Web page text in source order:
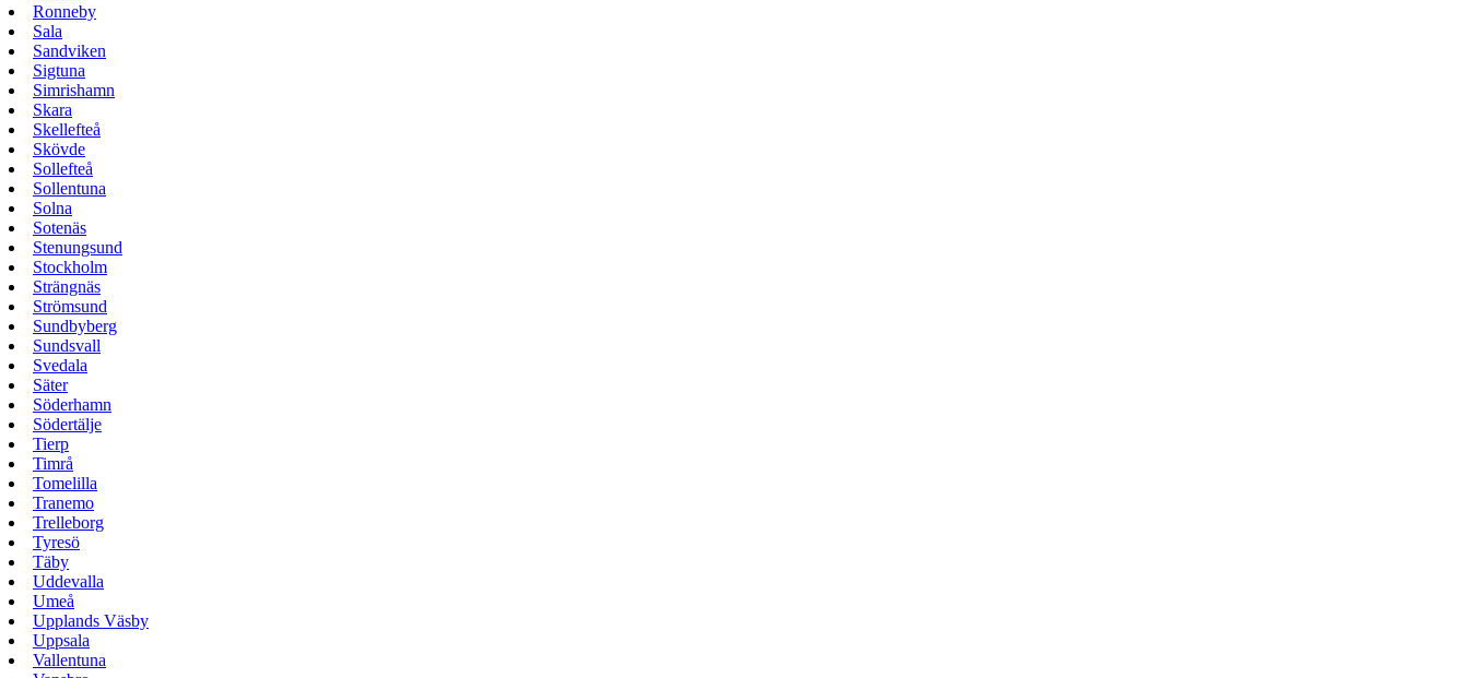
Ronneby
Sala
Sandviken
Sigtuna
Simrishamn
Skara
Skellefteå
Skövde
Sollefteå
Sollentuna
Solna
Sotenäs
Stenungsund
Stockholm
Strängnäs
Strömsund
Sundbyberg
Sundsvall
Svedala
Säter
Söderhamn
Södertälje
Tierp
Timrå
Tomelilla
Tranemo
Trelleborg
Tyresö
Täby
Uddevalla
Umeå
Upplands Väsby
Uppsala
Vallentuna